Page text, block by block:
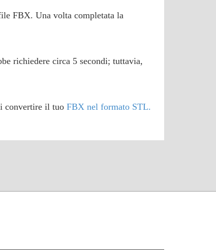
FBX. Una volta completata la
richiedere circa 5 secondi; tuttavia,
convertire il tuo FBX nel formato STL.